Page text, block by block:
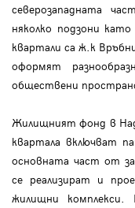
северозападната
няколко подзони
квартали са ж.к
оформят
обществени
Жилищният фонд в
квартала включват
основната част от
се реализират и
жилищни